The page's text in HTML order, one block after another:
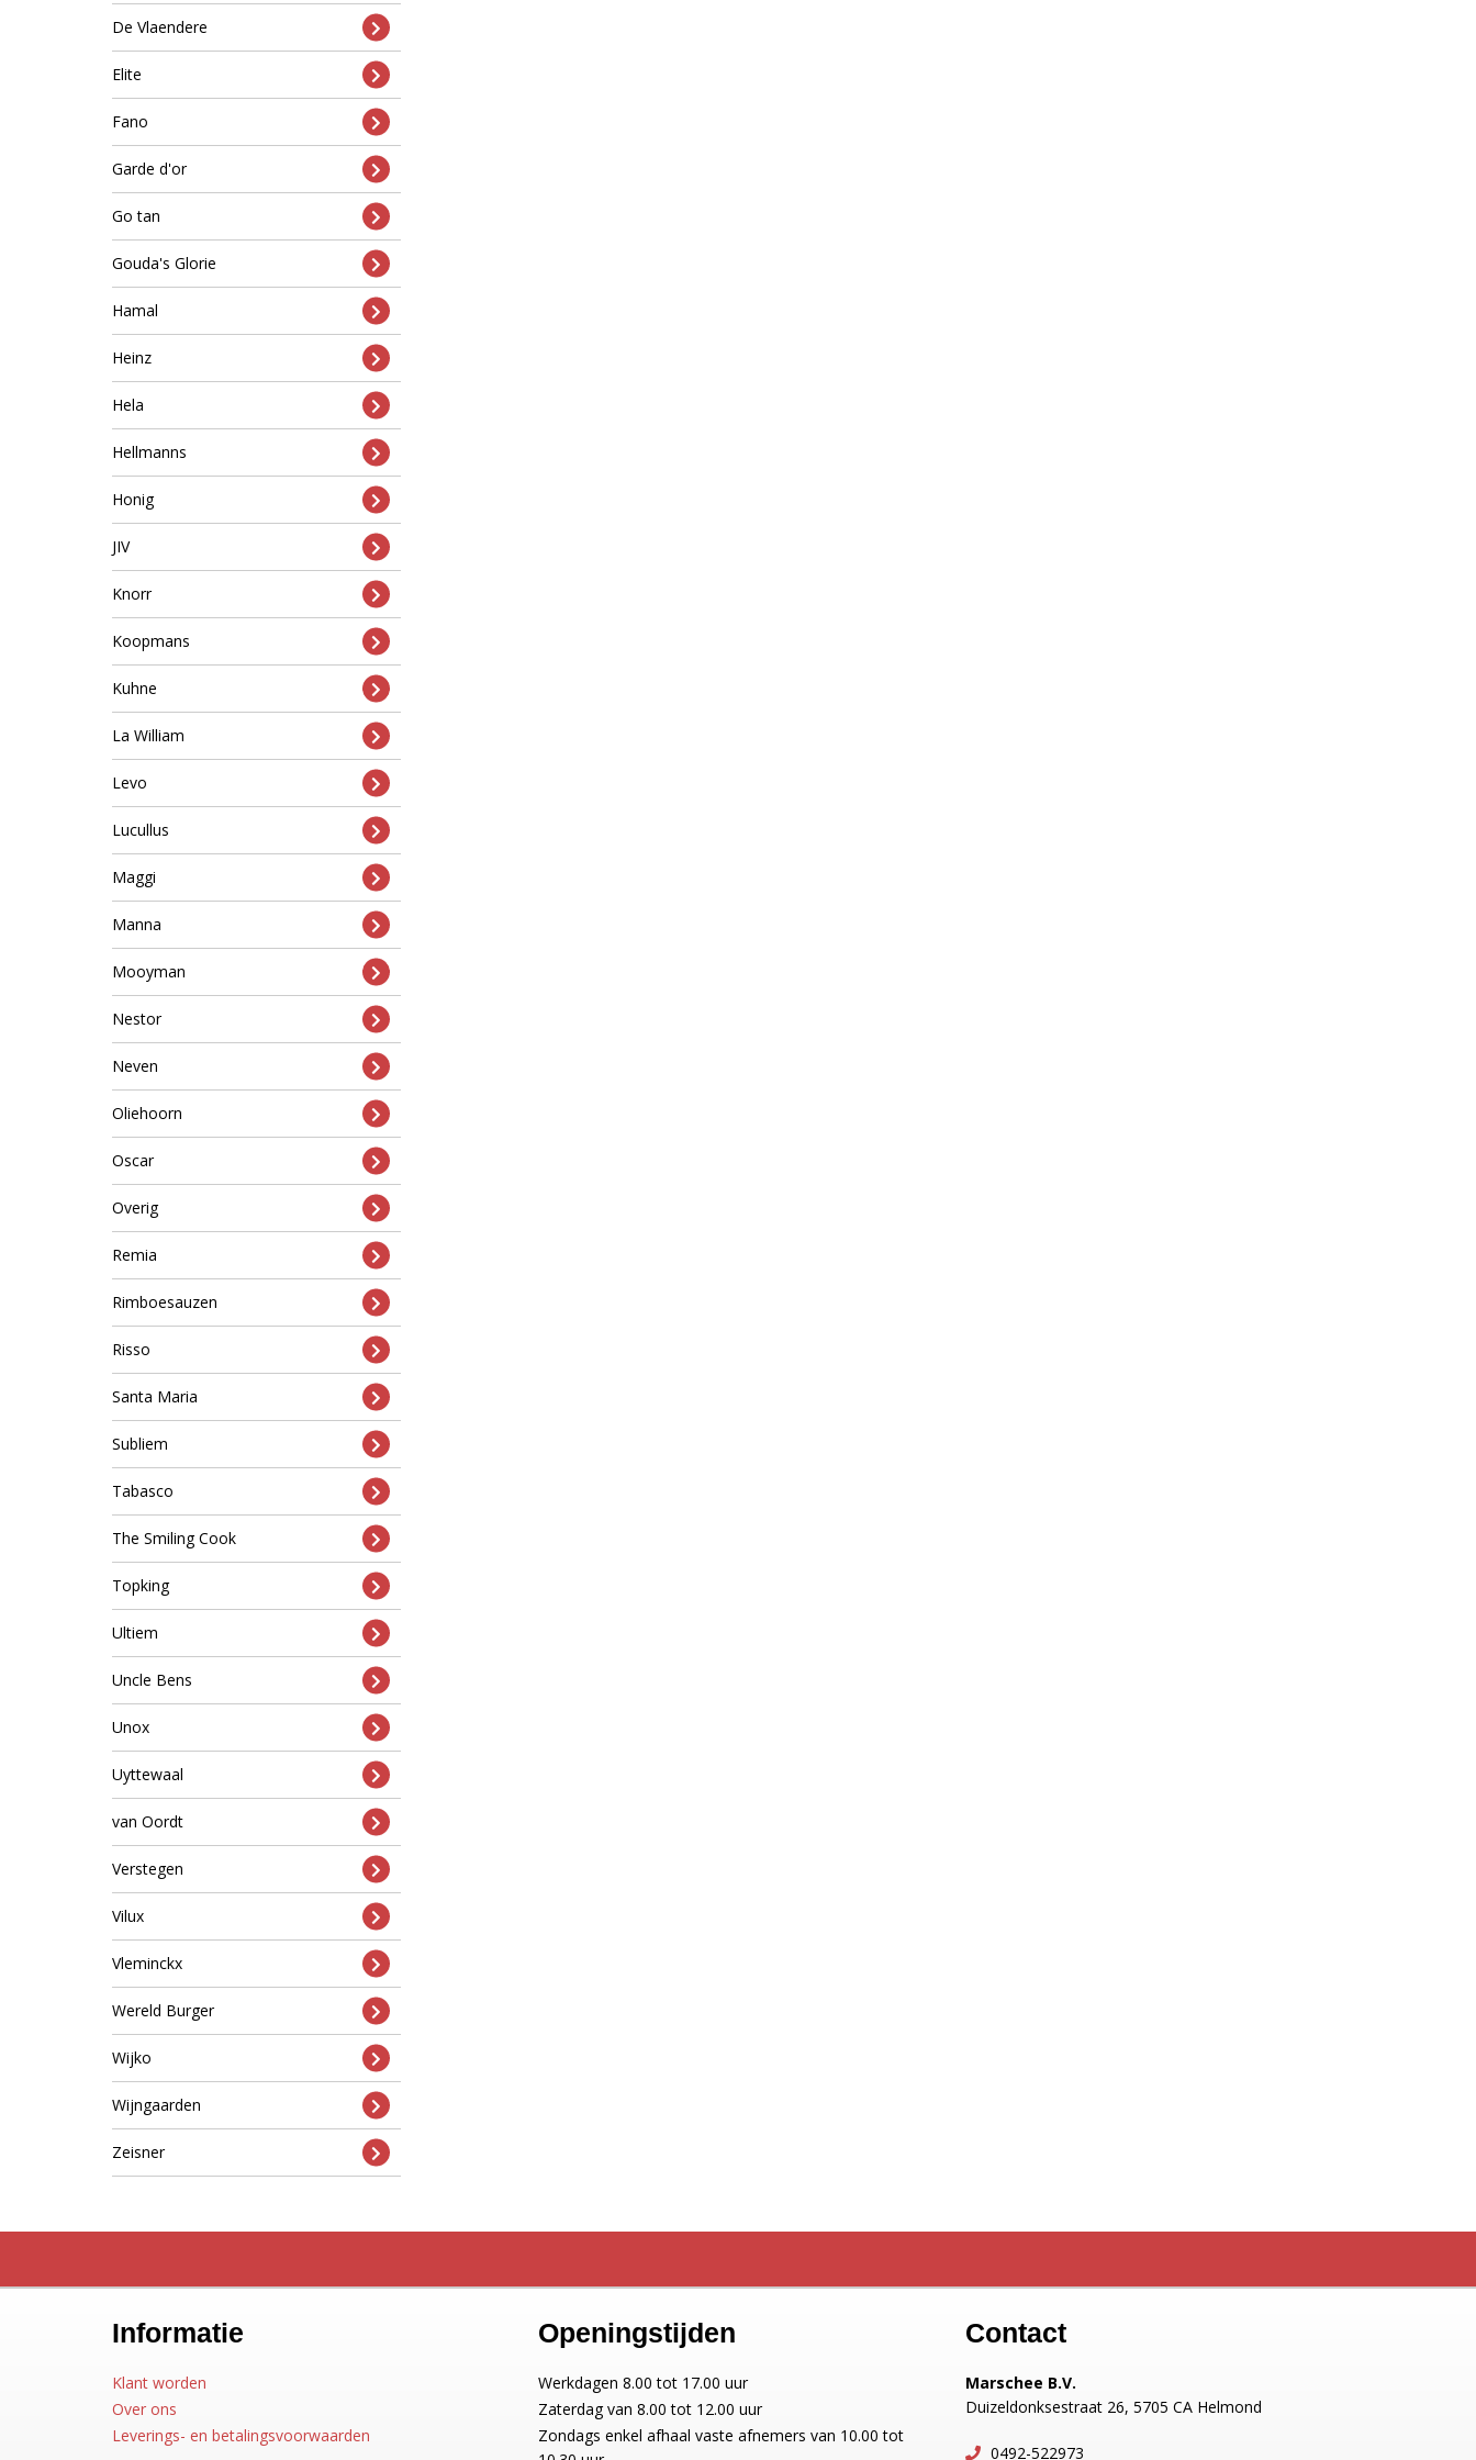
De Vlaendere
Elite
Fano
Garde d'or
Go tan
Gouda's Glorie
Hamal
Heinz
Hela
Hellmanns
Honig
JIV
Knorr
Koopmans
Kuhne
La William
Levo
Lucullus
Maggi
Manna
Mooyman
Nestor
Neven
Oliehoorn
Oscar
Overig
Remia
Rimboesauzen
Risso
Santa Maria
Subliem
Tabasco
The Smiling Cook
Topking
Ultiem
Uncle Bens
Unox
Uyttewaal
van Oordt
Verstegen
Vilux
Vleminckx
Wereld Burger
Wijko
Wijngaarden
Zeisner
Informatie
Klant worden
Over ons
Leverings- en betalingsvoorwaarden
Openingstijden
Werkdagen 8.00 tot 17.00 uur
Zaterdag van 8.00 tot 12.00 uur
Zondags enkel afhaal vaste afnemers van 10.00 tot
Contact
Marschee B.V.
Duizeldonksestraat 26, 5705 CA Helmond
0492-522973